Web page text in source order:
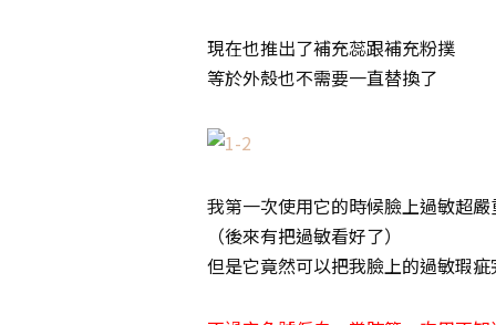
現在也推出了補充蕊跟補充粉撲
等於外殼也不需要一直替換了
我第一次使用它的時候臉上過敏超嚴
（後來有把過敏看好了）
但是它竟然可以把我臉上的過敏瑕